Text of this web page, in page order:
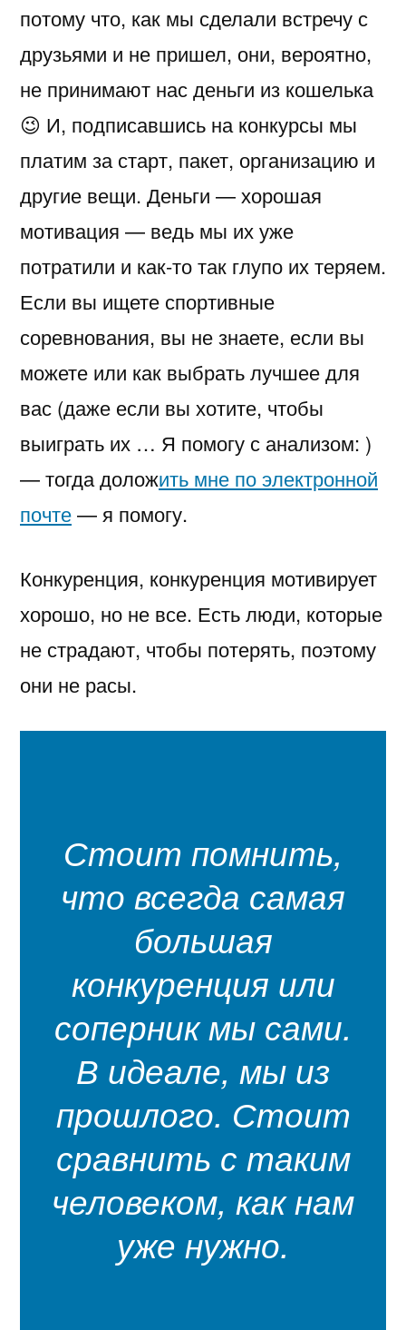
потому что, как мы сделали встречу с
друзьями и не пришел, они, вероятно,
не принимают нас деньги из кошелька
😉 И, подписавшись на конкурсы мы
платим за старт, пакет, организацию и
другие вещи. Деньги — хорошая
мотивация — ведь мы их уже
потратили и как-то так глупо их теряем.
Если вы ищете спортивные
соревнования, вы не знаете, если вы
можете или как выбрать лучшее для
вас (даже если вы хотите, чтобы
выиграть их … Я помогу с анализом: )
— тогда доложить мне по электронной
почте— я помогу.
Конкуренция, конкуренция мотивирует
хорошо, но не все. Есть люди, которые
не страдают, чтобы потерять, поэтому
они не расы.
Стоит помнить,
что всегда самая
большая
конкуренция или
соперник мы сами.
В идеале, мы из
прошлого. Стоит
сравнить с таким
человеком, как нам
уже нужно.